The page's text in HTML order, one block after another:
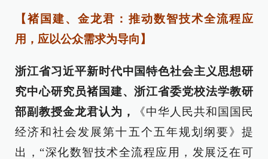
【褚国建、金龙君：推动数智技术全流程应
用，应以公众需求为导向】
浙江省习近平新时代中国特色社会主义思想研
究中心研究员褚国建、浙江省委党校法学教研
部副教授金龙君认为，
《中华人民共和国国民
经济和社会发展第十五个五年规划纲要》提
出，“深化数智技术全流程应用，发展泛在可